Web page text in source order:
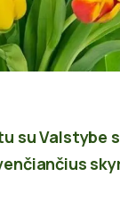
su Valstybe